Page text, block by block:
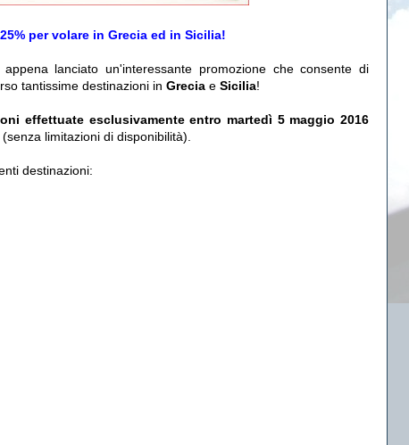
per volare in Grecia ed in Sicilia!
appena lanciato un'interessante promozione che consente di
tantissime destinazioni in Grecia e Sicilia!
effettuate esclusivamente entro martedì 5 maggio 2016
limitazioni di disponibilità).
destinazioni: